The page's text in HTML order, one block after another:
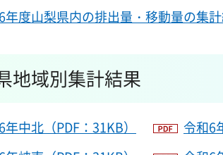
年度山梨県内の排出量・移動量の集
地域別集計結果
中北（PDF：31KB）
令和6